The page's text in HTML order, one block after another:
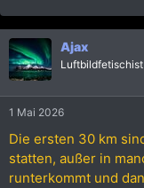
a
k
t
i
o
n
Ajax
Luftbildfetischist
1 Mai 2026
Die ersten 30 km
statten, außer in
runterkommt und